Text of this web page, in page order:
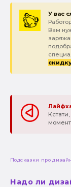
У вас
Вам
Подсказки про
Надо ли